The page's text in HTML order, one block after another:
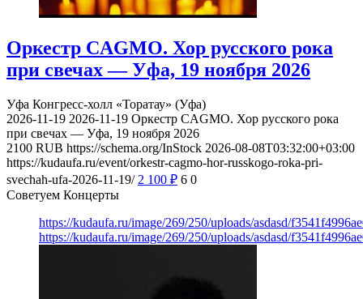
Оркестр CAGMO. Хор русского рока
при свечах — Уфа, 19 ноября 2026
Уфа Конгресс-холл «Торатау» (Уфа)
2026-11-19 2026-11-19 Оркестр CAGMO. Хор русского рока
при свечах — Уфа, 19 ноября 2026
2100 RUB https://schema.org/InStock 2026-08-08T03:32:00+03:00
https://kudaufa.ru/event/orkestr-cagmo-hor-russkogo-roka-pri-
svechah-ufa-2026-11-19/ 2 100 ₽ 6 0
Советуем Концерты
https://kudaufa.ru/image/269/250/uploads/asdasd/
https://kudaufa.ru/image/269/250/uploads/asdasd/